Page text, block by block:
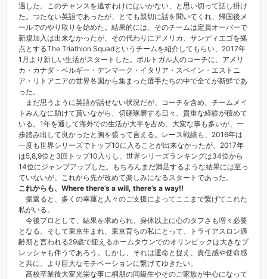
遇した。このチャンスを逃すわけにはいかない、と思い切って話し掛け
た。つたない英語であったが、とても親切に話を聞いてくれ、帰国後メ
ールでのやり取りを始めた。結果的には、そのチームは定員オーバーで
新規加入は出来なかったが、その代わりにアメリカ、サンディエゴを拠
点とするThe Triathlon Squadというチームを紹介してもらい、2017年
1月より新しい生活がスタートした。ポルトガル人のコーチに、アメリ
カ・カナダ・ベルギー・デンマーク・イタリア・スペイン・エストニ
ア・リトアニアの世界各国から集まった選手たちの中で全てが新鮮であ
った。
まだ思うように英語が話せない状況だが、コーチを含め、チームメイ
トみんなに助けて貰いながら、切磋琢磨する日々、貴重な経験が積めて
いる。1年を通して海外での生活が大半を占め、大変な事も多いが、一
歩踏み出して良かったと胸を張って言える。レース戦績も、2016年は
一度も世界シリーズでトップ10に入ることが出来なかったが、2017年
は5,8,9位と3回トップ10入りし、世界シリーズランキングは34位から
14位にジャンプアップした。もちろんまだ満足するような結果には至っ
ていないが、これから先が改めて楽しみになるスタートであった。
これからも、Where there’s a will, there’s a way!!
振返ると、多くの幸運と人々のご支援によってここまで繋げてこれた
私がいる。
今後プロとして、結果を求められ、身体以上に心のタフさも増々必要
となる。そして東京生まれ、東京育ちの私にとって、トライアスロン適
齢期と言われる29歳で迎えるホームタウンでのオリンピックは大きなプ
レッシャも伴うであろう。しかし、それは運命と捉え、責任感や使命感
と共に、より巨大なモチベーションに繋げてゆきたい。
高校卒業後大変光栄な事に桐朋の同級生やそのご家族が中心になって